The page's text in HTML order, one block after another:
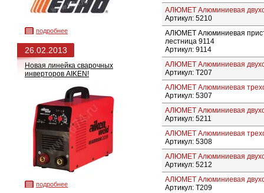
подробнее
26.02.2013
Новая линейка сварочных
инверторов AIKEN!
подробнее
АЛЮМЕТ Алюминиевая
Артикул: 5210
АЛЮМЕТ Алюминиевая
лестница 9114
Артикул: 9114
АЛЮМЕТ Алюминиевая
Артикул: Т207
АЛЮМЕТ Алюминиевая
Артикул: 5307
АЛЮМЕТ Алюминиевая
Артикул: 5211
АЛЮМЕТ Алюминиевая
Артикул: 5308
АЛЮМЕТ Алюминиевая
Артикул: 5212
АЛЮМЕТ Алюминиевая
Артикул: Т209